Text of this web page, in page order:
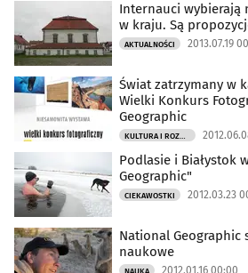
Internauci wybierają
w kraju. Są
AKTUALNOŚCI 2013.07.19
Świat zatrzymany w
Wielki Konkurs
Geographic
KULTURA I ROZRYWKA
Podlasie i Białystok
Geographic"
CIEKAWOSTKI 2012.03.23
National
naukowe
NAUKA 2012.01.16 00:00